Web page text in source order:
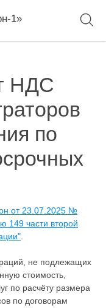
1»
НДС
по
от 23.07.2025 №
149 части второй
не подлежащих
стоимость,
по расчёту размера
по договорам